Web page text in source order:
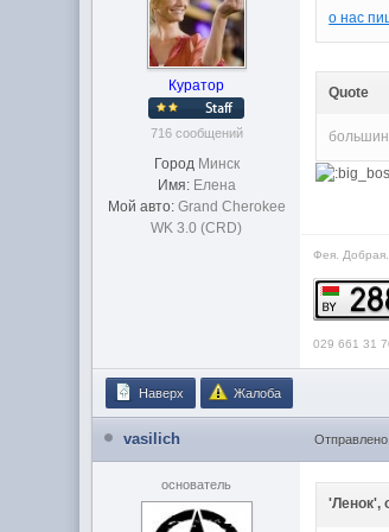
Куратор
716 сообщений
Город Минск
Имя: Елена
Мой авто: Grand Cherokee
WK 3.0 (CRD)
о нас
Quote
Фея. Добрая.
029 661 31
Наверх Жалоба
vasilich Отправлено
основатель
'Ленок',